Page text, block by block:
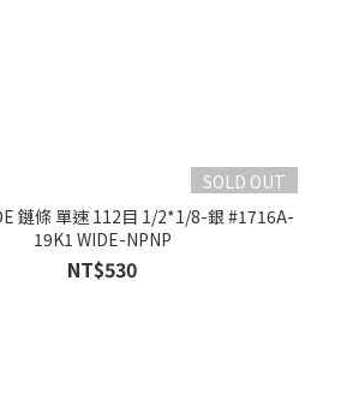
SOLD OUT
鏈條 單速 112目 1/2*1/8-銀 #1716A-
19K1 WIDE-NPNP
NT$530